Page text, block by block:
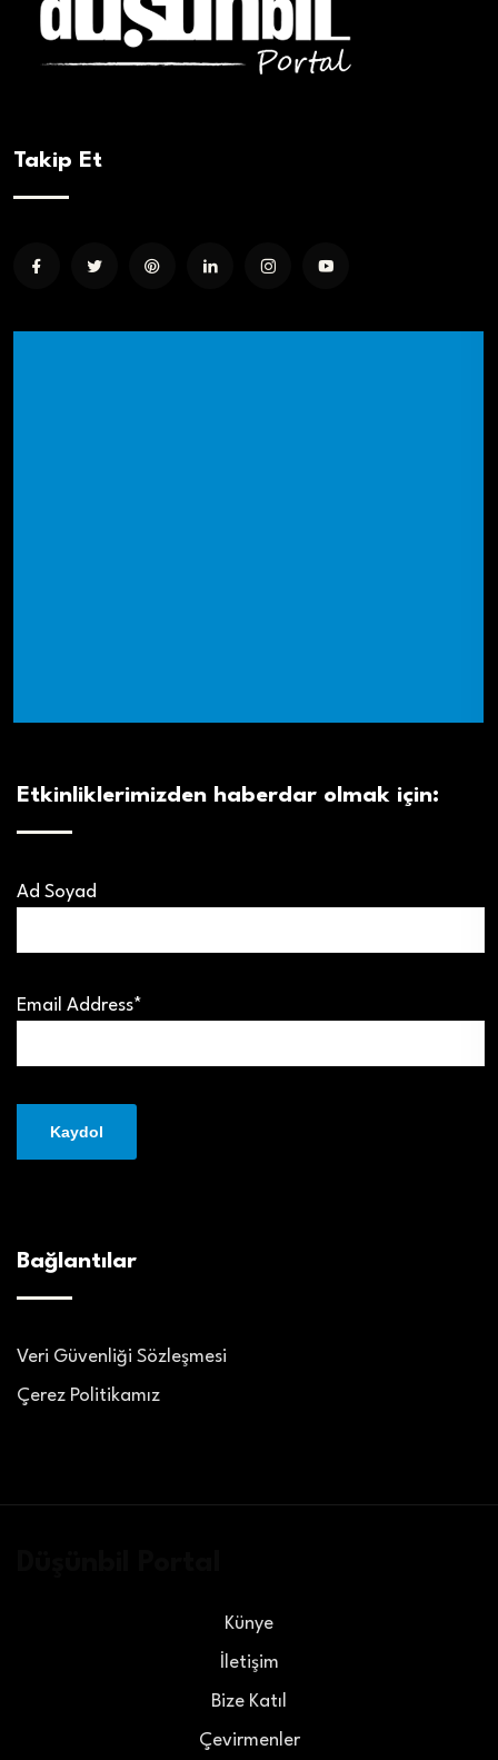
Takip Et
Etkinliklerimizden haberdar olmak için:
Ad Soyad
Email Address*
Bağlantılar
Veri Güvenliği Sözleşmesi
Çerez Politikamız
Künye
İletişim
Bize Katıl
Çevirmenler